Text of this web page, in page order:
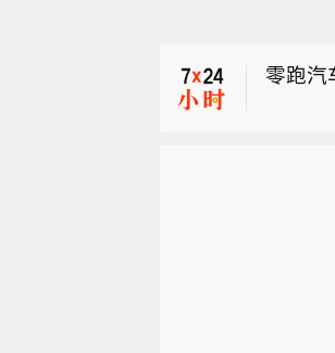
4年开
零跑汽